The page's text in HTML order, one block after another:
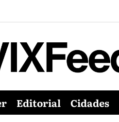
Editorial Cidades